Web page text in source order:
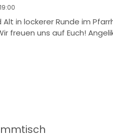
in lockerer Runde im
freuen uns auf Euch!